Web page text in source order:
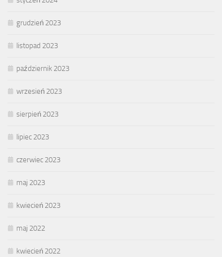
grudzień 2023
listopad 2023
październik 2023
wrzesień 2023
sierpień 2023
lipiec 2023
czerwiec 2023
maj 2023
kwiecień 2023
maj 2022
kwiecień 2022